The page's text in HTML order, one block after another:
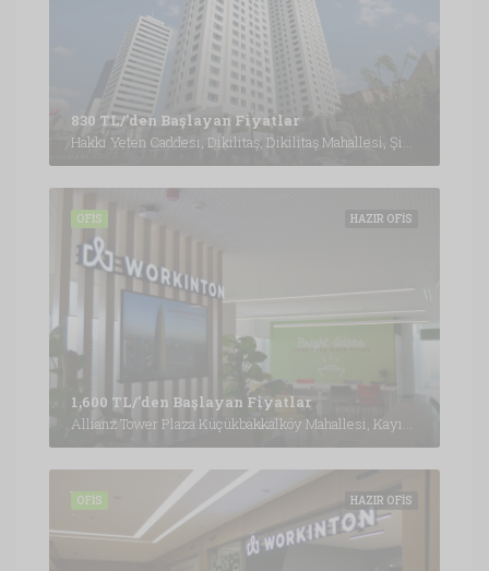
830 TL/'den Başlayan Fiyatlar
Hakkı Yeten Caddesi, Dikilitaş, Dikilitaş Mahallesi, Şişli, İstanbul, Marmara Bölgesi, 34349, Türkiye, İstanbul
HAZIR OFIS
OFIS
1,600 TL/'den Başlayan Fiyatlar
Allianz Tower Plaza Küçükbakkalköy Mahallesi, Kayışdağı Cd. No: 1 Kat: 5-6, 34752 Ataşehir/İstanbul, İstanbul
HAZIR OFIS
OFIS